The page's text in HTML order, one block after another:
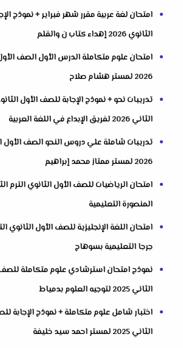
امتحان لغة عربية مقرر شهر فبراير + نموذج
الثانوي 2026 إهداء كتاب ن والقلم
امتحان علوم متكاملة الدرس الأول الصف الأول
2026 لمستر هشام صلاح
تدريبات نحو + نموذج الإجابة للصف الأول
الثاني 2026 لفريق الإبداع في اللغة العربية
تدريبات شاملة علي دروس النحو الصف الأول
2026 لمستر ممتاز محمد إبراهيم
المنصورة التعليمية
جرجا التعليمية بسوهاج
نموذج امتحان استرشادي علوم متكاملة للصف
الثاني 2025 لتوجيه العلوم بدمياط
اختبار شامل علوم متكاملة + نموذج الإجابة
الثاني 2025 لمستر احمد سيد خليفة